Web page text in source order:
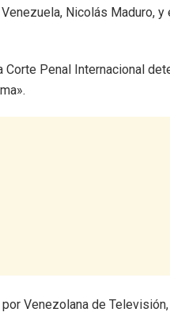
Nicolás Maduro,
Penal Internacional
Venezolana de